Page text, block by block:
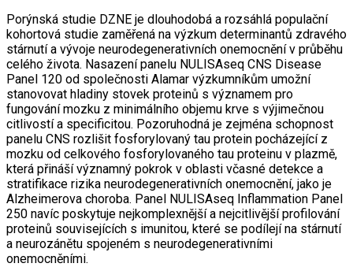
Porýnská studie DZNE je dlouhodobá a rozsáhlá populační
kohortová studie zaměřená na výzkum determinantů zdravého
stárnutí a vývoje neurodegenerativních onemocnění v průběhu
celého života. Nasazení panelu NULISAseq CNS Disease
Panel 120 od společnosti Alamar výzkumníkům umožní
stanovovat hladiny stovek proteinů s významem pro
fungování mozku z minimálního objemu krve s výjimečnou
citlivostí a specificitou. Pozoruhodná je zejména schopnost
panelu CNS rozlišit fosforylovaný tau protein pocházející z
mozku od celkového fosforylovaného tau proteinu v plazmě,
která přináší významný pokrok v oblasti včasné detekce a
stratifikace rizika neurodegenerativních onemocnění, jako je
Alzheimerova choroba. Panel NULISAseq Inflammation Panel
250 navíc poskytuje nejkomplexnější a nejcitlivější profilování
proteinů souvisejících s imunitou, které se podílejí na stárnutí
a neurozánětu spojeném s neurodegenerativními
onemocněními.